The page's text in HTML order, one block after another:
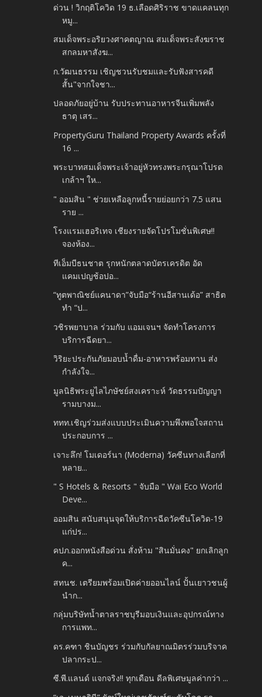
ด่วน ! วิกฤติโควิด 19 ธ.เลือดศิริราช ขาดแคลนทุก
หมู...
สมเด็จพระอริยวงศาคตญาณ สมเด็จพระสังฆราช
สกลมหาสังฆ...
ก.วัฒนธรรม เชิญชวนรับชมและรับฟังสารคดี
สั้น"จากใจชา...
ปลอดภัยอยู่บ้าน รับประทานอาหารจีนเพิ่มพลัง
ธาตุ เสร...
PropertyGuru Thailand Property Awards ครั้งที่
16 ...
พระบาทสมเด็จพระเจ้าอยู่หัวทรงพระกรุณาโปรด
เกล้าฯ ให...
" ออมสิน " ช่วยเหลือลูกหนี้รายย่อยกว่า 7.5 แสน
ราย ...
โรงแรมเฮอริเทจ เชียงรายจัดโปรโมชั่นพิเศษ‼️
จองห้อง...
ทีเอ็มบีธนชาต รุกหนักตลาดบัตรเครดิต อัด
แคมเปญช้อปอ...
“ทูตพาณิชย์แคนาดา”จับมือ“ร้านอีสานเด้อ” สาธิต
ทำ “ป...
วชิรพยาบาล ร่วมกับ แอมเจนฯ จัดทำโครงการ
บริการฉีดยา...
วิริยะประกันภัยมอบน้ำดื่ม-อาหารพร้อมทาน ส่ง
กำลังใจ...
มูลนิธิพระยูไลไภษัชย์สงเคราะห์ วัดธรรมปัญญา
รามบางม...
ททท.เชิญร่วมส่งแบบประเมินความพึงพอใจสถาน
ประกอบการ ...
เจาะลึก! โมเดอร์นา (Moderna) วัคซีนทางเลือกที่
หลาย...
" S Hotels & Resorts " จับมือ " Wai Eco World
Deve...
ออมสิน สนับสนุนจุดให้บริการฉีดวัคซีนโควิด-19
แก่ปร...
คปภ.ออกหนังสือด่วน สั่งห้าม "สินมั่นคง" ยกเลิกลูก
ค...
สทนช. เตรียมพร้อมเปิดค่ายออนไลน์​ ปั้นเยาวชนผู้
นำก...
กลุ่มบริษัทน้ำตาลราชบุรีมอบเงินและอุปกรณ์ทาง
การแพท...
ดร.คฑา ชินบัญชร ร่วมกับกัลยาณมิตรร่วมบริจาค
ปลากระป...
ซี.พี.แลนด์ แจกจริง!! ทุกเดือน ดีลพิเศษมูลค่ากว่า ...